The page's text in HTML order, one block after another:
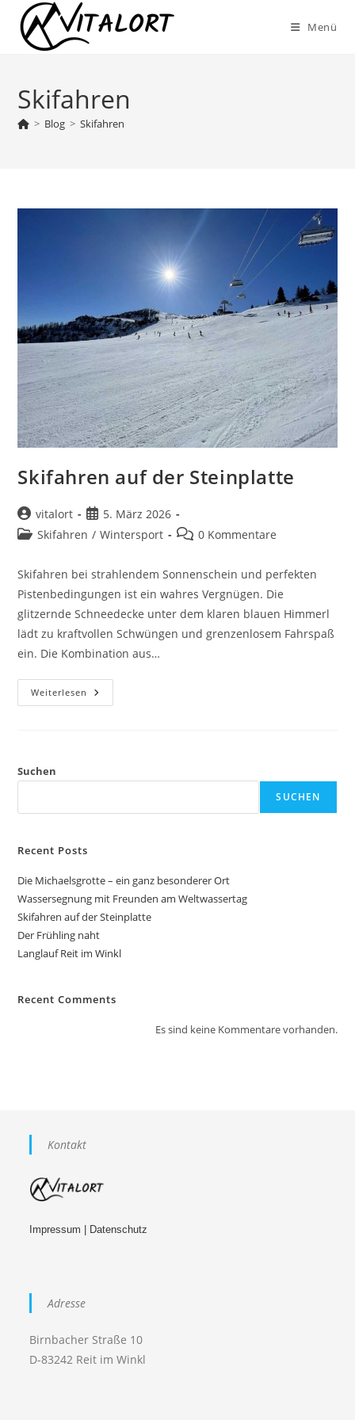
Inhalt
springen
Menü
Skifahren
> Blog > Skifahren
Skifahren auf der Steinplatte
Beitrags-
Autor:
vitalort
Beitrag
veröffentlicht:
5. März 2026
Beitrags-
Skifahren / Wintersport
Beitrags-
0 Kommentare
Skifahren bei strahlendem Sonnenschein und perfekten
Pistenbedingungen ist ein wahres Vergnügen. Die
glitzernde Schneedecke unter dem klaren blauen Himmerl
lädt zu kraftvollen Schwüngen und grenzenlosem Fahrspaß
ein. Die Kombination aus…
Weiterlesen Skifahren
Auf
Suchen
SUCHEN
Recent Posts
Die Michaelsgrotte – ein ganz besonderer Ort
Wassersegnung mit Freunden am Weltwassertag
Skifahren auf der Steinplatte
Der Frühling naht
Langlauf Reit im Winkl
Recent Comments
Es sind keine Kommentare vorhanden.
Kontakt
Impressum Datenschutz
Adresse
Birnbacher Straße 10
D-83242 Reit im Winkl